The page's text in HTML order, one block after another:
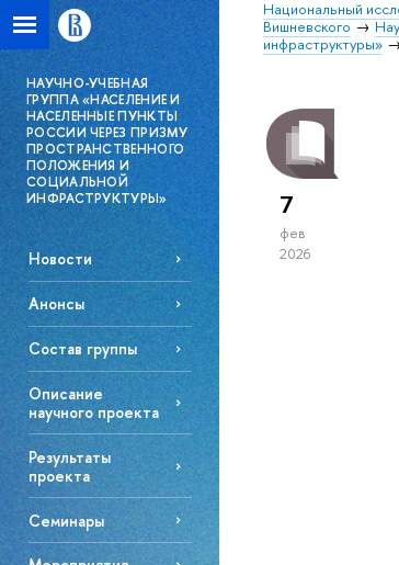
Национальный
Вишневского
инфраструктуры»
НАУЧНО-УЧЕБНАЯ
ГРУППА «НАСЕЛЕНИЕ И
НАСЕЛЕННЫЕ ПУНКТЫ
РОССИИ ЧЕРЕЗ ПРИЗМУ
ПРОСТРАНСТВЕННОГО
ПОЛОЖЕНИЯ И
СОЦИАЛЬНОЙ
ИНФРАСТРУКТУРЫ»
Новости
Анонсы
Состав группы
Описание
научного проекта
Результаты
проекта
Семинары
7
фев
2026